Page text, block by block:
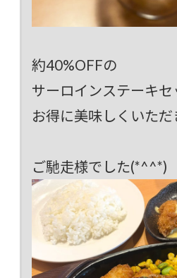
約40%OFFの
サーロインステーキセ
お得に美味しくいただ
ご馳走様でした(*^^*)